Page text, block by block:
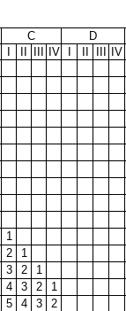
C D
IV IV
1
2
1
3 2
1
4 3 2
1
5 4 3
2